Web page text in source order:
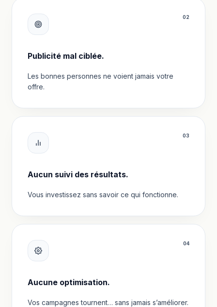
02
Publicité mal ciblée.
Les bonnes personnes ne voient jamais votre
offre.
03
Aucun suivi des résultats.
Vous investissez sans savoir ce qui fonctionne.
04
Aucune optimisation.
Vos campagnes tournent… sans jamais s’améliorer.